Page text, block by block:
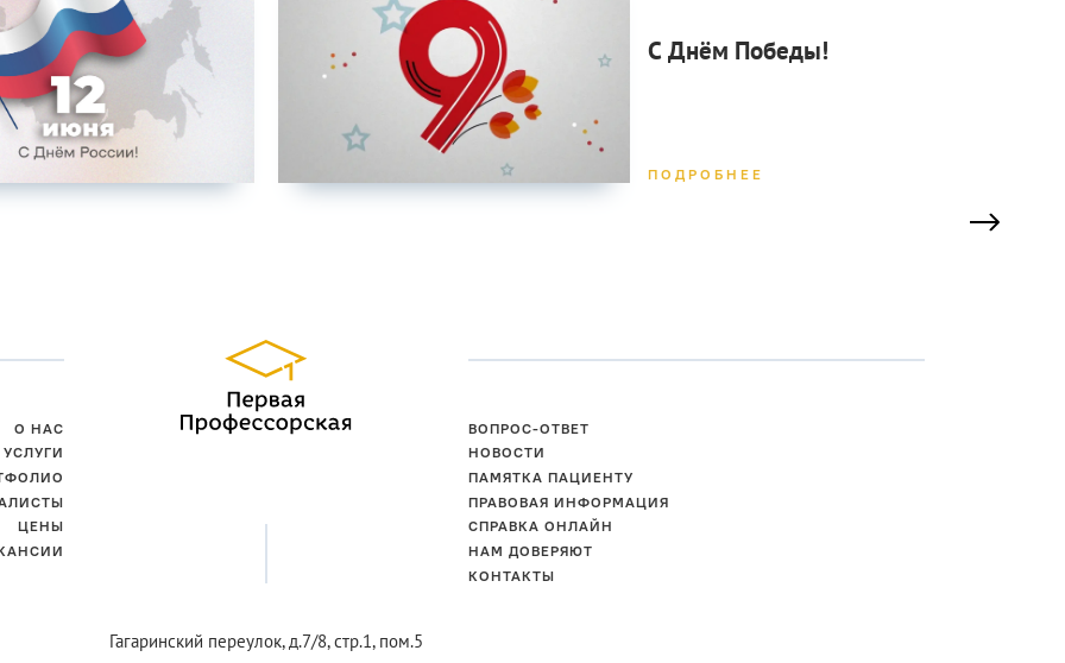
С Днём Победы!
ПОДРОБНЕЕ
О НАС
УСЛУГИ
ЦЕНЫ
ВОПРОС-ОТВЕТ
НОВОСТИ
ПАМЯТКА ПАЦИЕНТУ
ПРАВОВАЯ ИНФОРМАЦИЯ
СПРАВКА ОНЛАЙН
НАМ ДОВЕРЯЮТ
КОНТАКТЫ
Гагаринский переулок,д.7/8, стр.1, пом.5